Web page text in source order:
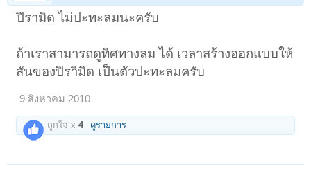
ปิรามิด ไม่ปะทะลมนะครับ
ถ้าเราสามารถดูทิศทางลม ได้ เวลาสร้างออกแบบให้
สันของปิราิมิด เป็นตัวปะทะลมครับ
9 สิงหาคม 2010
ถูกใจ x4 ดูรายการ